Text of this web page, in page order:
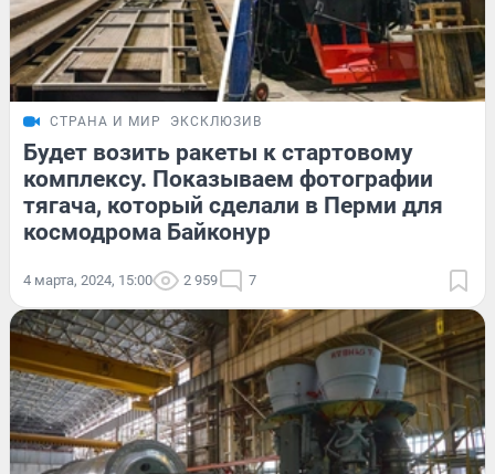
СТРАНА И МИР ЭКСКЛЮЗИВ
Будет возить ракеты к стартовому
комплексу. Показываем фотографии
тягача, который сделали в Перми для
космодрома Байконур
4 марта, 2024, 15:00 2 959 7